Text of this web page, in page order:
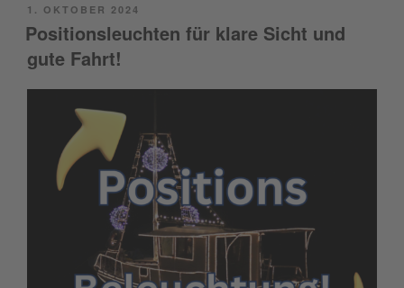
POSTED
ON
1. OKTOBER 2024
Positionsleuchten für klare Sicht und
gute Fahrt!